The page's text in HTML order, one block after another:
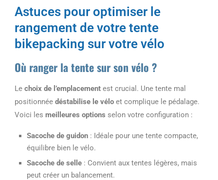
Astuces pour optimiser le
rangement de votre tente
bikepacking sur votre vélo
Où ranger la tente sur son vélo ?
Le choix de l’emplacement est crucial. Une tente mal
positionnée déstabilise le vélo et complique le pédalage.
Voici les meilleures options selon votre configuration :
Sacoche de guidon : Idéale pour une tente compacte,
équilibre bien le vélo.
Sacoche de selle : Convient aux tentes légères, mais
peut créer un balancement.